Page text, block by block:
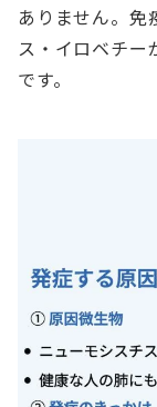
ありません。免
ス・イロベチー
です。